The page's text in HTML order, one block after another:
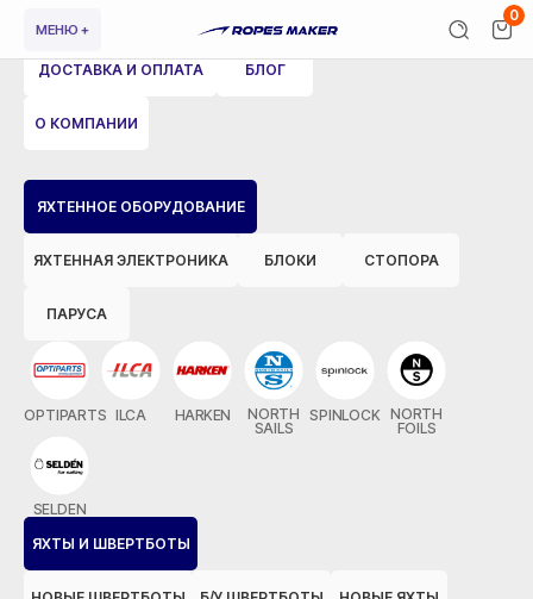
МЕНЮ +
0
ЯХТЕННОЕ ОБОРУДОВАНИЕ
ЯХТЕННАЯ ЭЛЕКТРОНИКА БЛОКИ СТОПОРА
ПАРУСА
OPTIPARTS ILCA HARKEN
NORTH
SAILS
SPINLOCK NORTH
FOILS
SELDEN
ЯХТЫ И ШВЕРТБОТЫ
ДОСТАВКА И ОПЛАТА БЛОГ
О КОМПАНИИ